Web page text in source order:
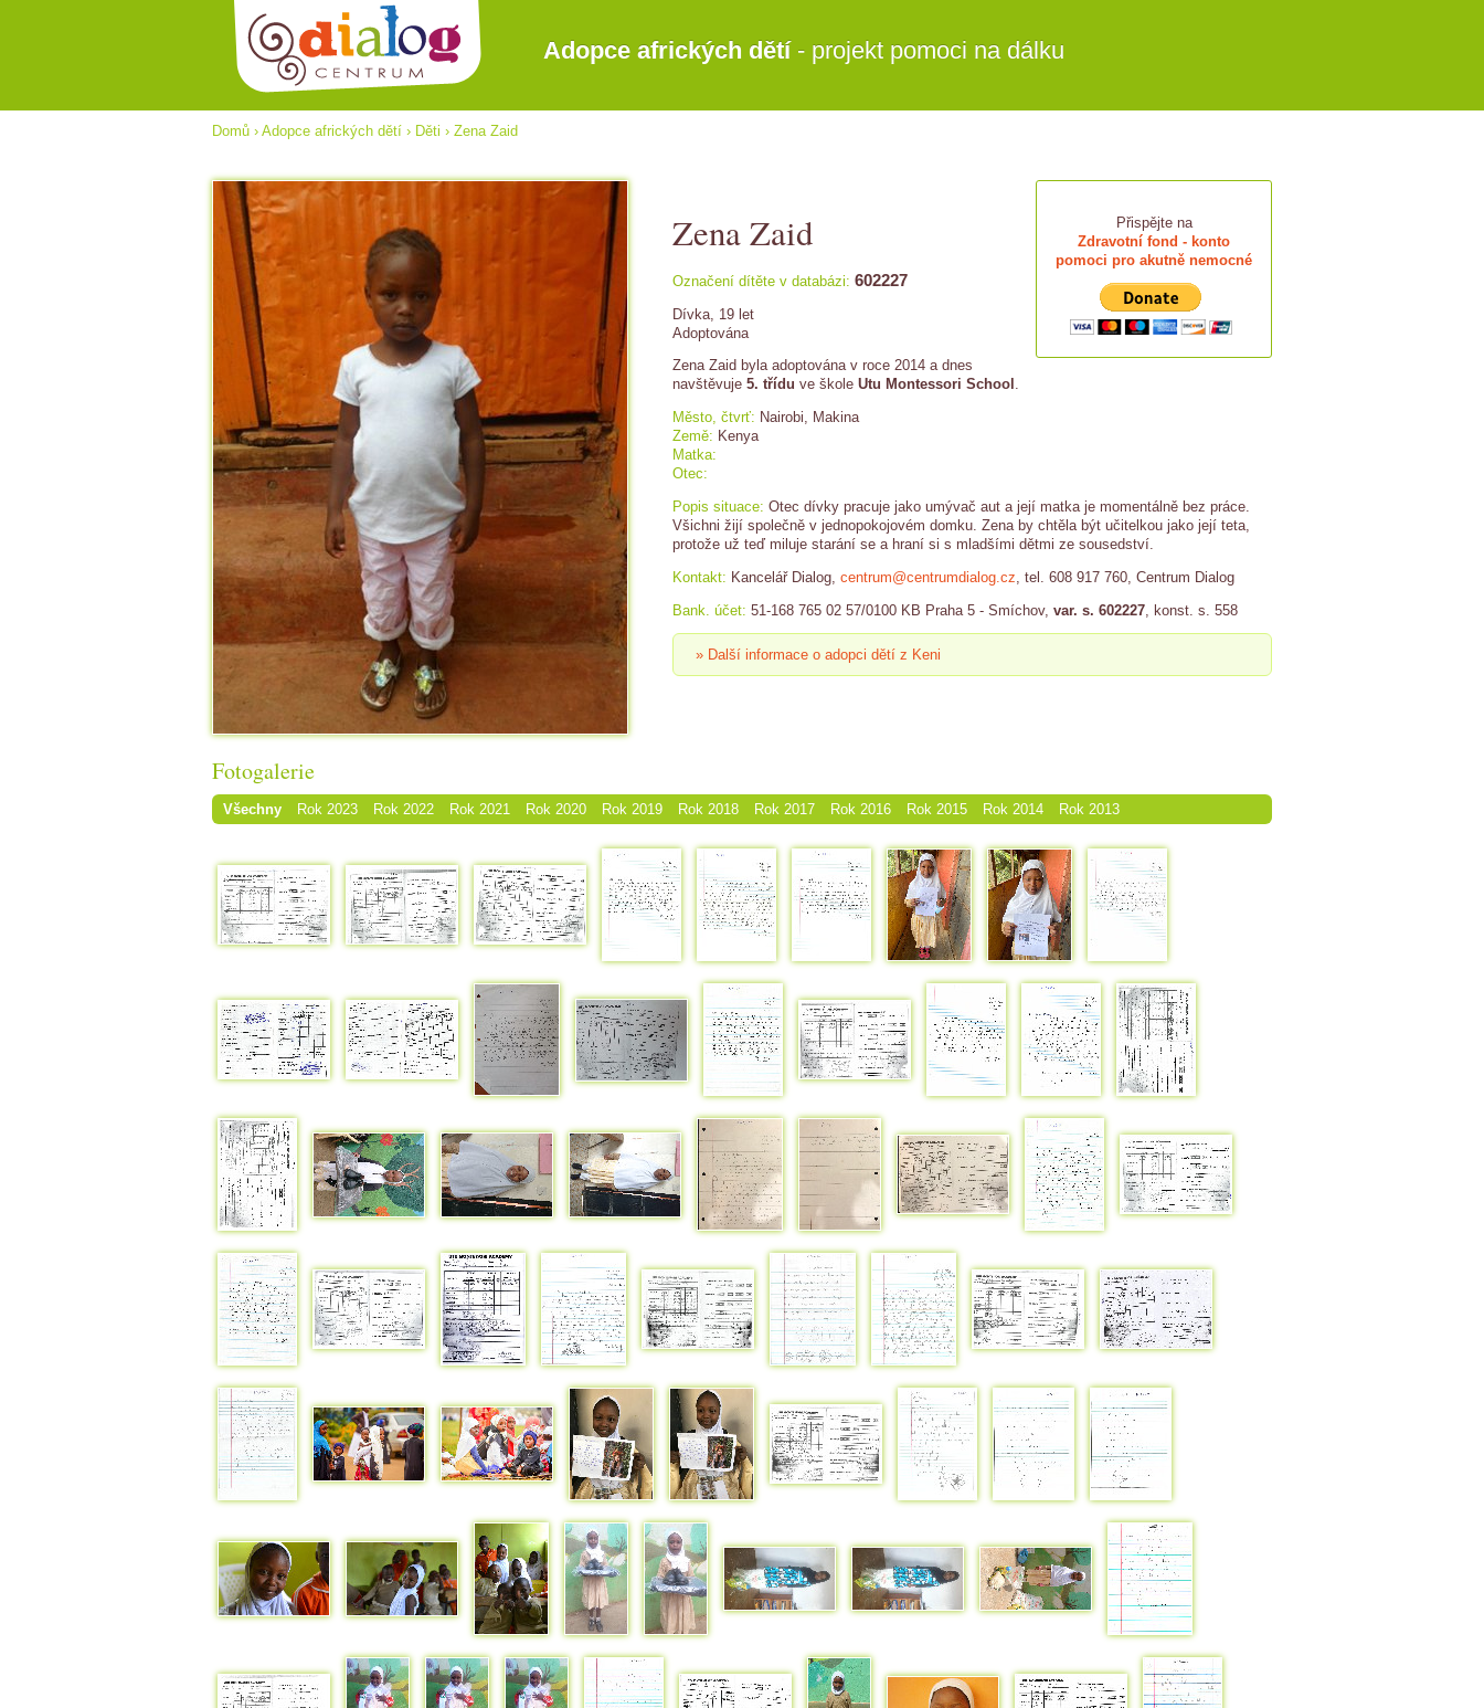
Adopce afrických dětí- projekt pomoci na dálku
Domů › Adopce afrických dětí › Děti › Zena Zaid
Přispějte na
Zdravotní fond - konto
pomoci pro akutně nemocné
Zena Zaid
Označení dítěte v databázi: 602227
Dívka, 19 let
Adoptována
Zena Zaid byla adoptována v roce 2014 a dnes
navštěvuje 5. třídu ve škole Utu Montessori School .
Město, čtvrť: Nairobi, Makina
Země: Kenya
Matka:
Otec:
Popis situace: Otec dívky pracuje jako umývač aut a její matka je momentálně bez práce.
Všichni žijí společně v jednopokojovém domku. Zena by chtěla být učitelkou jako její teta,
protože už teď miluje starání se a hraní si s mladšími dětmi ze sousedství.
Kontakt: Kancelář Dialog, centrum@centrumdialog.cz , tel. 608 917 760, Centrum Dialog
Bank. účet: 51-168 765 02 57/0100 KB Praha 5 - Smíchov, var. s. 602227 , konst. s. 558
» Další informace o adopci dětí z Keni
Fotogalerie
Všechny Rok 2023 Rok 2022 Rok 2021 Rok 2020 Rok 2019 Rok 2018 Rok 2017 Rok 2016 Rok 2015 Rok 2014 Rok 2013